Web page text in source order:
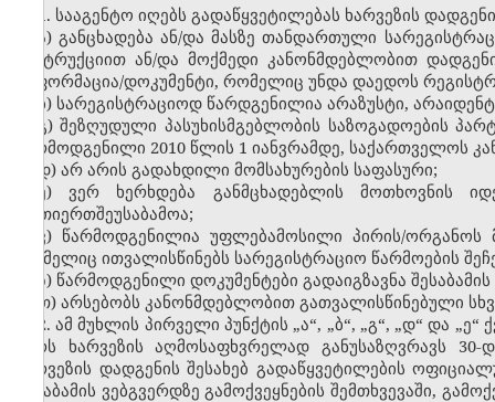
1. სააგენტო იღებს გადაწყვეტილებას ხარვეზის
ა) განცხადება ან/და მასზე თანდართული
ინსტრუქციით ან/და მოქმედი კანონმდებლობით
ინფორმაცია/დოკუმენტი, რომელიც უნდა დაედოს
ბ) სარეგისტრაციოდ წარდგენილია არაზუსტი,
გ) შეზღუდული პასუხისმგებლობის საზოგადოების
წარმოდგენილი 2010 წლის 1 იანვრამდე, საქართველოს
დ) არ არის გადახდილი მომსახურების საფასური;
ე) ვერ ხერხდება განმცხადებლის მოთხოვნის
ურთიერთშეუსაბამოა;
ვ) წარმოდგენილია უფლებამოსილი პირის/
რომელიც ითვალისწინებს სარეგისტრაციო წარმოების
ზ) წარმოდგენილი დოკუმენტები გადაიგზავნა
თ) არსებობს კანონმდებლობით გათვალისწინებული
2. ამ მუხლის პირველი პუნქტის „ა“, „ბ“, „გ“, „დ“ და
პირს ხარვეზის აღმოსაფხვრელად განუსაზღვრავს
ხარვეზის დადგენის შესახებ გადაწყვეტილების
შესაბამის ვებგვერდზე გამოქვეყნების შემთხვევაში,